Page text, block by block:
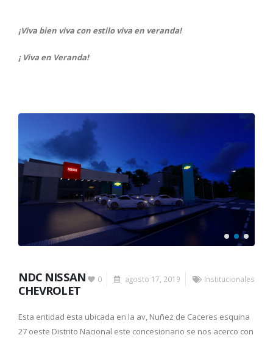
¡Viva bien viva con estilo viva en veranda!
¡ Viva en Veranda!
0 agosto 17, 2019 Institucionales
NDC NISSAN
CHEVROLET
Esta entidad esta ubicada en la av, Nuñez de Caceres esquina
27 oeste Distrito Nacional este concesionario se nos acerco con